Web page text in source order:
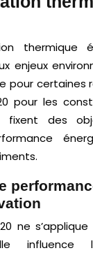
thermique
enjeux
pour certaines
pour les
fixent des
ne